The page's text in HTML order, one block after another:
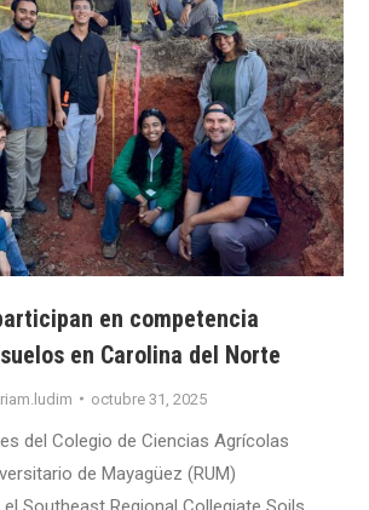
en competencia
en Carolina del Norte
octubre 31, 2025
del Colegio de Ciencias Agrícolas
de Mayagüez (RUM)